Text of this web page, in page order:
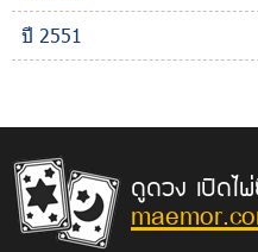
ปี 2551
ดูดวง เปิดไ